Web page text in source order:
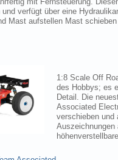
verfügt über eine
Mast aufstellen Mast
1:8 Scale Off
des Hobbys; es
Detail. Die
Associated
verschieben und